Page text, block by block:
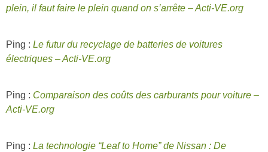
plein, il faut faire le plein quand on s’arrête – Acti-VE.org
Ping : Le futur du recyclage de batteries de voitures
électriques – Acti-VE.org
Ping : Comparaison des coûts des carburants pour voiture –
Acti-VE.org
Ping : La technologie “Leaf to Home” de Nissan : De